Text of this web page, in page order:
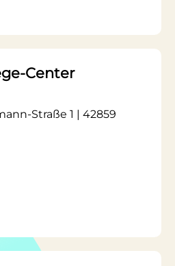
Center
Straße 1 | 42859